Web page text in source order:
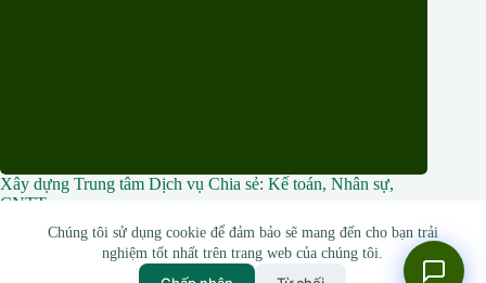
Chúng tôi sử dụng cookie để đảm bảo sẽ mang đến cho bạn trải
nghiệm tốt nhất trên trang web của chúng tôi.
Xây dựng Trung tâm Dịch vụ Chia sẻ: Kế toán, Nhân sự,
CNTT
28 Tháng 2, 2026